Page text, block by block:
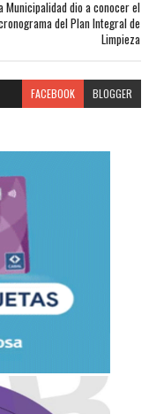
Municipalidad dio a conocer el
del Plan Integral de
Limpieza
FACEBOOK BLOGGER